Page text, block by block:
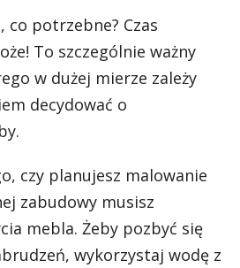
co potrzebne? Czas
To szczególnie ważny
w dużej mierze zależy
decydować o
czy planujesz malowanie
zabudowy musisz
mebla. Żeby pozbyć się
wykorzystaj wodę z